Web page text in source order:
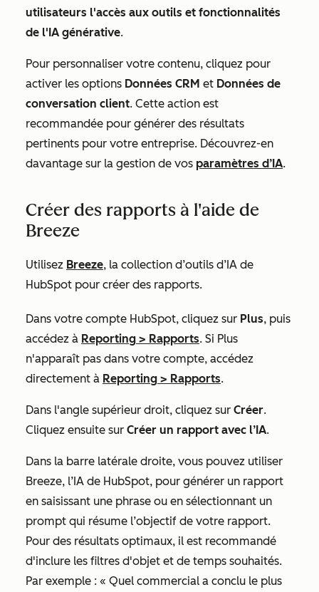
utilisateurs l'accès aux outils et fonctionnalités
de l'IA générative.
Pour personnaliser votre contenu, cliquez pour
activer les options Données CRM et Données de
conversation client. Cette action est
recommandée pour générer des résultats
pertinents pour votre entreprise. Découvrez-en
davantage sur la gestion de vos paramètres d’IA.
Créer des rapports à l'aide de
Breeze
Utilisez Breeze, la collection d’outils d’IA de
HubSpot pour créer des rapports.
Dans votre compte HubSpot, cliquez sur Plus, puis
accédez à Reporting > Rapports. Si Plus
n'apparaît pas dans votre compte, accédez
directement à Reporting > Rapports.
Dans l'angle supérieur droit, cliquez sur Créer.
Cliquez ensuite sur Créer un rapport avec l’IA.
Dans la barre latérale droite, vous pouvez utiliser
Breeze, l’IA de HubSpot, pour générer un rapport
en saisissant une phrase ou en sélectionnant un
prompt qui résume l’objectif de votre rapport.
Pour des résultats optimaux, il est recommandé
d'inclure les filtres d'objet et de temps souhaités.
Par exemple : « Quel commercial a conclu le plus